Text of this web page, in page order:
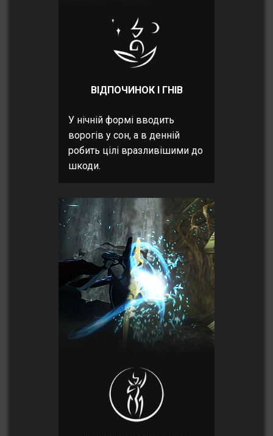
ВІДПОЧИНОК І ГНІВ
У нічній формі вводить
ворогів у сон, а в денній
робить цілі вразливішими до
шкоди.